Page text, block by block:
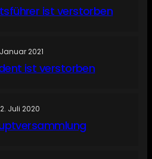
ist verstorben
Januar 2021
ist verstorben
Juli 2020